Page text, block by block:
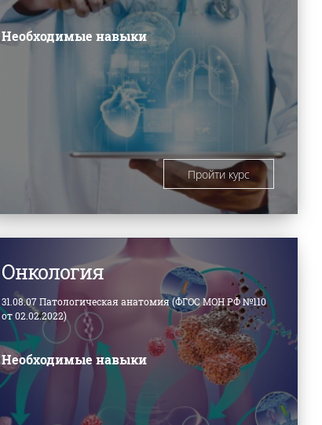
Необходимые навыки
Пройти курс
Онкология
31.08.07 Патологическая анатомия (ФГОС МОН РФ №110
от 02.02.2022)
Необходимые навыки